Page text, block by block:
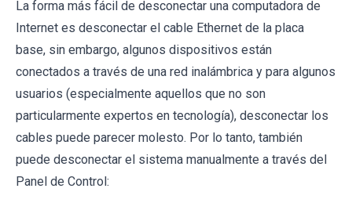
La forma más fácil de desconectar una computadora de
Internet es desconectar el cable Ethernet de la placa
base, sin embargo, algunos dispositivos están
conectados a través de una red inalámbrica y para algunos
usuarios (especialmente aquellos que no son
particularmente expertos en tecnología), desconectar los
cables puede parecer molesto. Por lo tanto, también
puede desconectar el sistema manualmente a través del
Panel de Control: